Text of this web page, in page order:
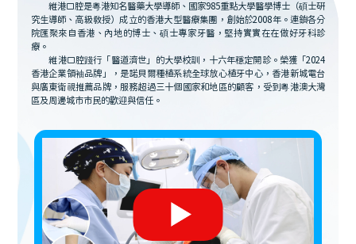
維港口腔是粵港知名醫藥大學導師、國家985重點大學醫學博士（碩士研
究生導師、高級教授）成立的香港大型醫療集團，創始於2008年。連鎖各分
院匯聚來自香港、內地的博士、碩士專家牙醫，堅持實實在在做好牙科診
療。
維港口腔踐行「醫道濟世」的大學校訓，十六年穩定開診。榮獲「2024
香港企業領袖品牌」，是諾貝爾種植系統全球放心植牙中心，香港新城電台
與廣東衛視推薦品牌，服務超過三十個國家和地區的顧客，受到粵港澳大灣
區及周邊城市市民的歡迎與信任。